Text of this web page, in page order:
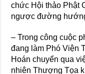
chức Hội thảo Phật
ngược đường
– Trong công cuộc
đang làm Phó Viện
Hoán chuyển qua
nhiên Thượng Tọa